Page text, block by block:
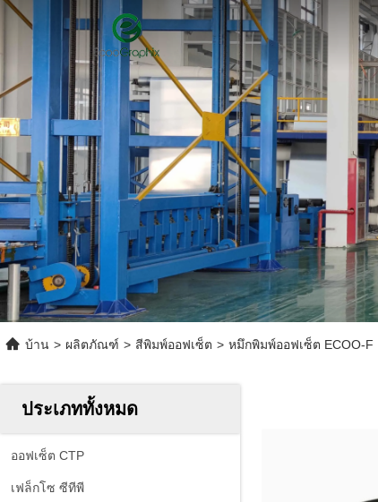
บ้าน > ผลิตภัณฑ์ > สีพิมพ์ออฟเซ็ต > หมึกพิมพ์ออฟเซ็ต ECOO-F
ประเภททั้งหมด
ออฟเซ็ต CTP
เฟล็กโซ ซีทีพี